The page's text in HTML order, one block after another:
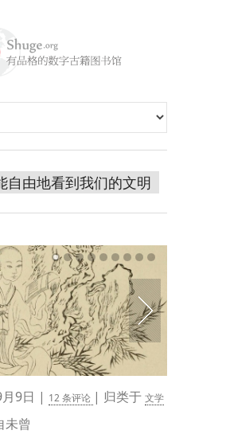
自由地看到我们的文明
9日 | 12 条评论 | 归类于 文学
未曾